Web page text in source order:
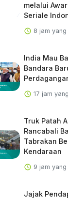
melalui
Seriale
8 jam yang
India Mau
Bandara
17 jam
Truk Patah
Rancabali
Tabrakan
Kendaraan
9 jam yang
Jajak